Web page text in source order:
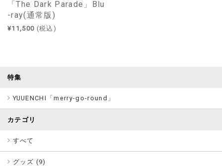
「The Dark Parade」Blu
-ray(通常版)
¥11,500 (税込)
特集
YUUENCHI「merry-go-round」
カテゴリ
すべて
グッズ (9)